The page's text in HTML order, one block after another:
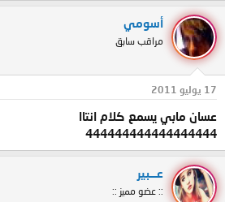
أسومي
مراقب سابق
17 يوليو 2011
عسان مابي يسمع كلام انتاا
444444444444444444
عـــبير
:: عضو مميز ::